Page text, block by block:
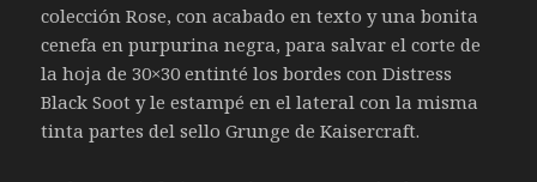
colección Rose, con acabado en texto y una bonita
cenefa en purpurina negra, para salvar el corte de
la hoja de 30×30 entinté los bordes con Distress
Black Soot y le estampé en el lateral con la misma
tinta partes del sello Grunge de Kaisercraft.